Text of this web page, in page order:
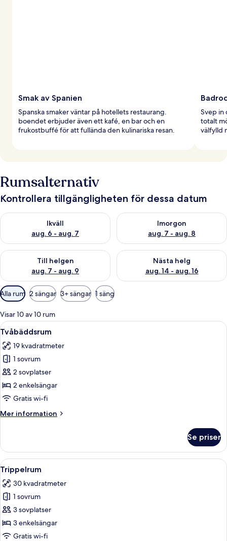
Smak av Spanien
Spanska smaker väntar på hotellets restaurang.
boendet erbjuder även ett kafé, en bar och en
frukostbuffé för att fullända den kulinariska resan.
Svep in
totalt
välfylld
Rumsalternativ
Kontrollera tillgängligheten för dessa datum
Ikväll
aug. 6 - aug. 7
Kontrollera tillgängligheten för ikväll aug. 6 - aug. 7
Imorgon
aug. 7 - aug. 8
Kontrollera tillgängligheten
Till helgen
aug. 7 - aug. 9
Kontrollera tillgängligheten för den här helgen aug. 7 - aug. 9
Nästa helg
aug. 14 - aug. 16
Kontrollera tillgängligheten
Tillgängliga
filter
för
rum
Alla rum 2 sängar 3+ sängar 1 säng
Visar 10 av 10 rum
Öppna
alla
foton
för
Tvåbäddsrum
Ett modernt sovrum med en stor
4
Tvåbäddsrum
19 kvadratmeter
1 sovrum
2 sovplatser
2 enkelsängar
Gratis wi-fi
Mer information
Mer
Se priser
Öppna
alla
foton
för
Trippelrum
Ett modernt hotellrum med två
4
Trippelrum
30 kvadratmeter
1 sovrum
3 sovplatser
3 enkelsängar
Gratis wi-fi